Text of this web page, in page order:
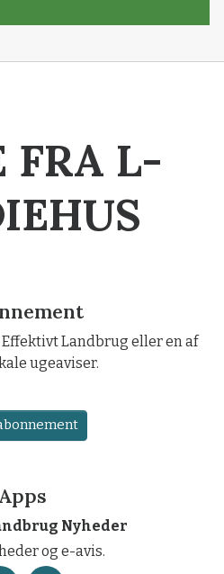
FRA L-
Landbrug eller en af
ugeaviser.
Apps
Nyheder
og e-avis.